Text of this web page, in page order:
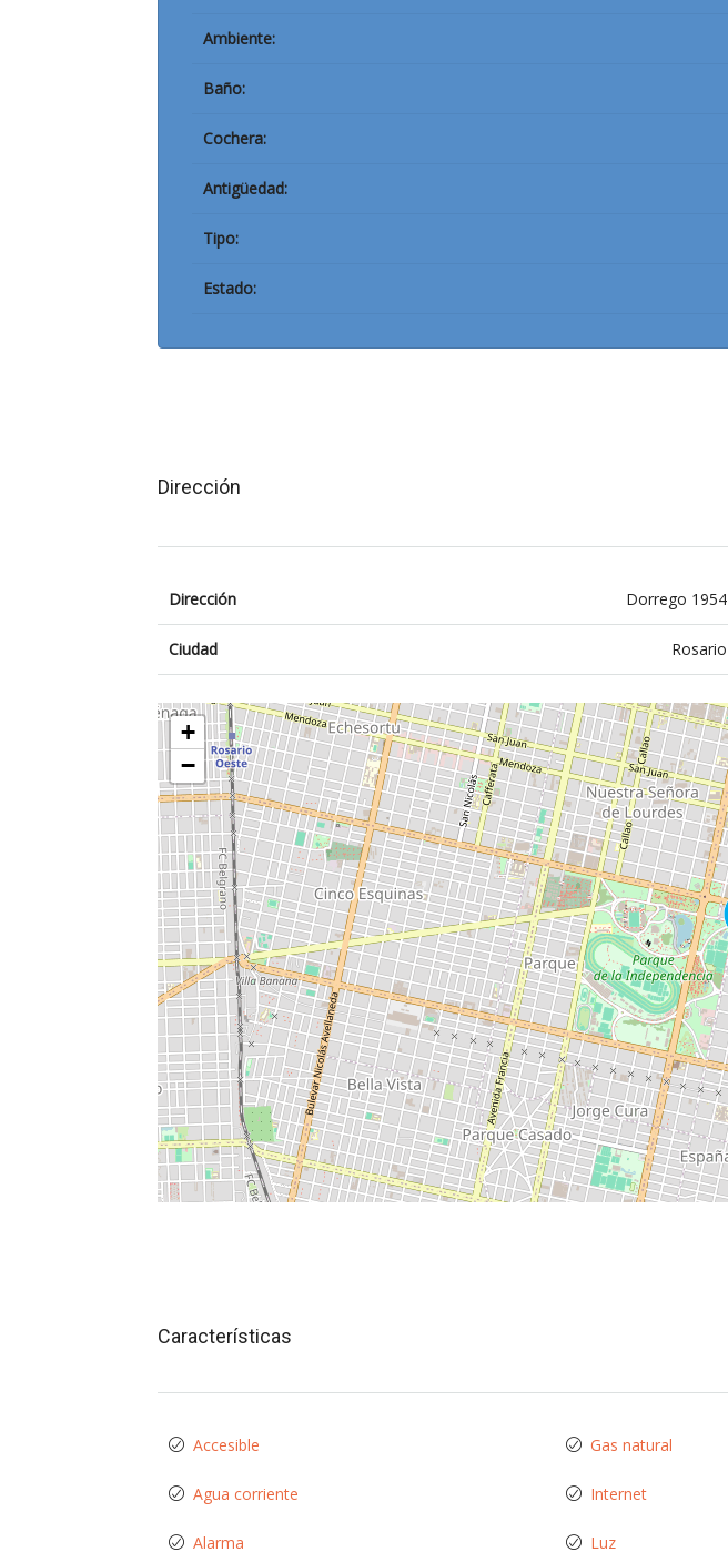
Ambiente:
Baño:
Cochera:
Antigüedad:
Tipo:
Estado:
Dirección
Dirección Dorrego 1954
Ciudad Rosario
+
−
Características
Accesible
Agua corriente
Alarma
Gas natural
Internet
Luz